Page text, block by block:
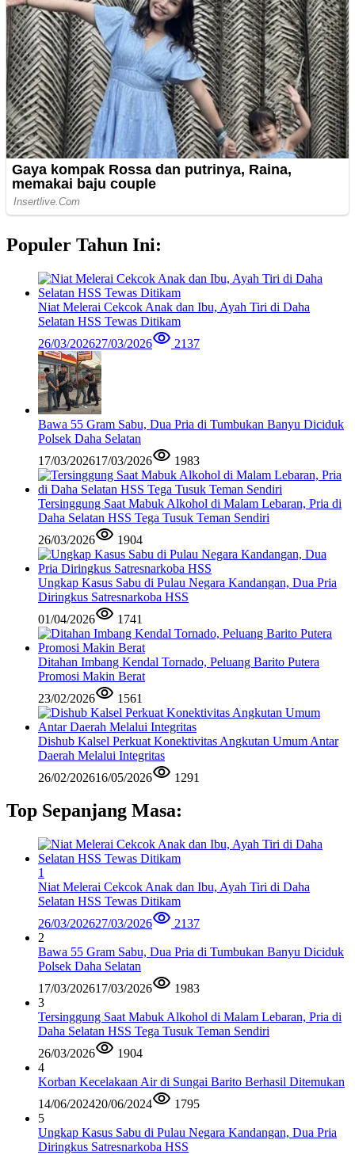
Populer Tahun Ini:
Niat Melerai Cekcok Anak dan Ibu, Ayah Tiri di Daha
Selatan HSS Tewas Ditikam
26/03/202627/03/2026 2137
Bawa 55 Gram Sabu, Dua Pria di Tumbukan Banyu Diciduk
Polsek Daha Selatan
17/03/202617/03/2026 1983
Tersinggung Saat Mabuk Alkohol di Malam Lebaran, Pria di
Daha Selatan HSS Tega Tusuk Teman Sendiri
26/03/2026
1904
Ungkap Kasus Sabu di Pulau Negara Kandangan, Dua Pria
Diringkus Satresnarkoba HSS
01/04/2026
1741
Ditahan Imbang Kendal Tornado, Peluang Barito Putera
Promosi Makin Berat
23/02/2026
1561
Dishub Kalsel Perkuat Konektivitas Angkutan Umum Antar
Daerah Melalui Integritas
26/02/202616/05/2026 1291
Top Sepanjang Masa:
1
Niat Melerai Cekcok Anak dan Ibu, Ayah Tiri di Daha
Selatan HSS Tewas Ditikam
26/03/202627/03/2026
2137
2
Bawa 55 Gram Sabu, Dua Pria di Tumbukan Banyu Diciduk
Polsek Daha Selatan
17/03/202617/03/2026
1983
3
Tersinggung Saat Mabuk Alkohol di Malam Lebaran, Pria di
Daha Selatan HSS Tega Tusuk Teman Sendiri
26/03/2026
1904
4
Korban Kecelakaan Air di Sungai Barito Berhasil Ditemukan
14/06/202420/06/2024
1795
5
Ungkap Kasus Sabu di Pulau Negara Kandangan, Dua Pria
Diringkus Satresnarkoba HSS